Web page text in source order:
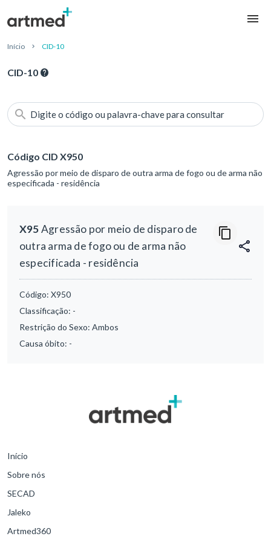
Início CID-10
CID-10
Digite o código ou palavra-chave para consultar
Código CID X950
Agressão por meio de disparo de outra arma de fogo ou de arma não
especificada - residência
X95Agressão por meio de disparo de
outra arma de fogo ou de arma não
especificada - residência
Código: X950
Classificação: -
Restrição do Sexo: Ambos
Causa óbito: -
Início
Sobre nós
SECAD
Jaleko
Artmed360